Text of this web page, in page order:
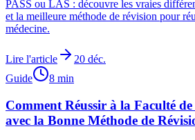
PASS ou LAS : découvre les vraies
et la meilleure méthode de révision pour
médecine.
Lire l'article
20 déc.
Guide
8 min
Comment Réussir à la Faculté
avec la Bonne Méthode de